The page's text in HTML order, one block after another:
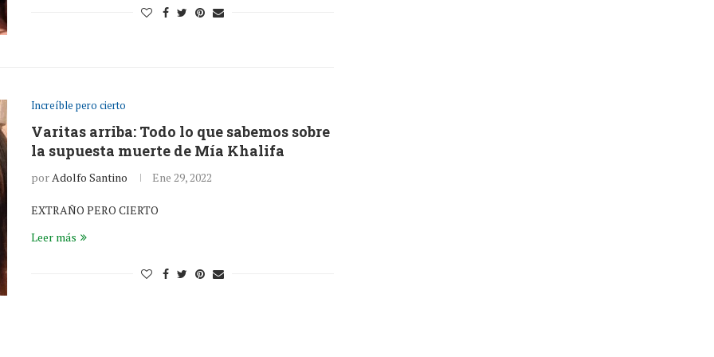
Increíble pero cierto
Varitas arriba: Todo lo que sabemos sobre
la supuesta muerte de Mía Khalifa
por Adolfo Santino Ene 29, 2022
EXTRAÑO PERO CIERTO
Leer más